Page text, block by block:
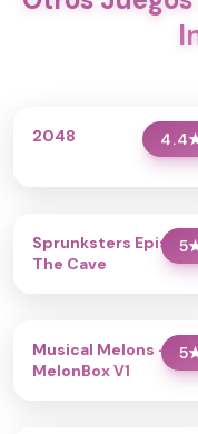
4.4
2048
5
Sprunksters Episode
The Cave
5
Musical Melons –
MelonBox V1